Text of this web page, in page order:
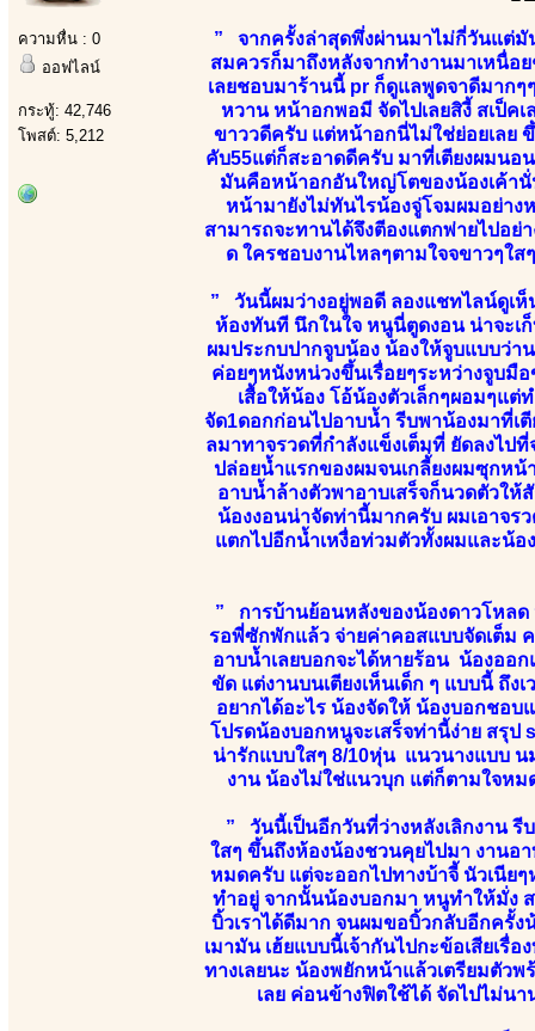
ความหื่น : 0
ออฟไลน์
กระทู้: 42,746
โพสต์: 5,212
” จากครั้งล่าสุดพึ่งผ่านมาไม่กี่วันแต่มั
สมควรก็มาถึงหลังจากทำงานมาเหนื่อย
เลยชอบมาร้านนี้ pr ก็ดูแลพูดจาดีมากๆ
หวาน หน้าอกพอมี จัดไปเลยสิงี้ สเป็ค
ขาววดีครับ แต่หน้าอกนี่ไม่ใช่ย่อยเลย
คับ55แต่ก็สะอาดดีครับ มาที่เตียงผมน
มันคือหน้าอกอันใหญ่โตของน้องเค้านั่
หน้ามายังไม่ทันไรน้องจู่โจมผมอย่า
สามารถจะทานได้จึงตีองแตกพ่ายไปอย่
ด ใครชอบงานไหลๆตามใจจขาวๆใส
” วันนี้ผมว่างอยู่พอดี ลองแชทไลน์ดูเห็
ห้องทันที นึกในใจ หนูนี่ตูดงอน น่าจะเ
ผมประกบปากจูบน้อง น้องให้จูบแบบว่า
ค่อยๆหนังหน่วงขึ้นเรื่อยๆระหว่างจูบ
เสื้อให้น้อง โอ้น้องตัวเล็กๆผอมๆ
จัด1ดอกก่อนไปอาบน้ำ รีบพาน้องมาที่เ
ลมาทาจรวดที่กำลังแข็งเต็มที่ ยัดลงไป
ปล่อยน้ำแรกของผมจนเกลี้่ยงผมซุกห
อาบน้ำล้างตัวพาอาบเสร็จก็นวดตัวใ
น้องงอนน่าจัดท่านี้มากครับ ผมเอาจร
แตกไปอีกน้ำเหงื่อท่วมตัวทั้งผมและน้
” การบ้านย้อนหลังของน้องดาวโหล
รอพี่ซักพักแล้ว จ่ายค่าคอสแบบจัดเต็ม
อาบน้ำเลยบอกจะได้หายร้อน น้องออ
ขัด แต่งานบนเตียงเห็นเด็ก ๆ แบบนี้ ถึ
อยากได้อะไร น้องจัดให้ น้องบอกชอบ
โปรดน้องบอกหนูจะเสร็จท่านี้ง่าย สรุป
น่ารักแบบใสๆ 8/10หุ่น แนวนางแบบ น
งาน น้องไม่ใช่แนวบุก แต่ก็ตามใจห
” วันนี้เป็นอีกวันที่ว่างหลังเลิกงาน รี
ใสๆ ขึ้นถึงห้องน้องชวนคุยไปมา งานอ
หมดครับ แต่จะออกไปทางบ้าจี้ นัวเนีย
ทำอยู่ จากนั้นน้องบอกมา หนูทำให้มั่ง
บิ้วเราได้ดีมาก จนผมขอบิ้วกลับอีกครั้
เมามัน เฮ้ยแบบนี้เจ้ากันไปกะข้อเสียเรื่
ทางเลยนะ น้องพยักหน้าแล้วเตรียมตัวพ
เลย ค่อนข้างฟิตใช้ได้ จัดไปไม่น